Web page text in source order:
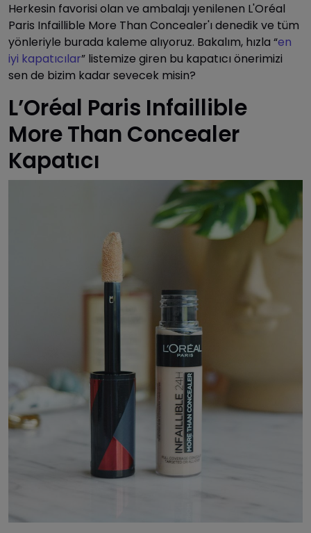
Herkesin favorisi olan ve ambalajı yenilenen L'Oréal
Paris Infaillible More Than Concealer'ı denedik ve tüm
yönleriyle burada kaleme alıyoruz. Bakalım, hızla “en
iyi kapatıcılar” listemize giren bu kapatıcı önerimizi
sen de bizim kadar sevecek misin?
L’Oréal Paris Infaillible
More Than Concealer
Kapatıcı